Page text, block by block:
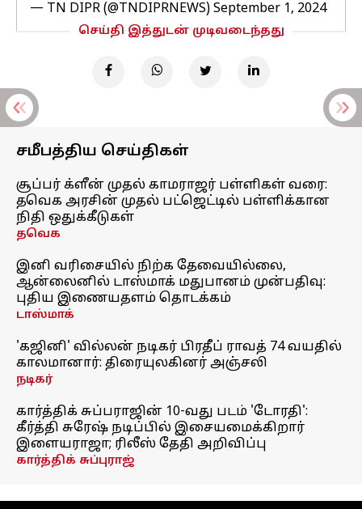
— TN DIPR (@TNDIPRNEWS) September 1, 2024
செய்தி இத்துடன் முடிவடைந்தது
சமீபத்திய செய்திகள்
சூப்பர் க்ளீன் முதல் காமராஜர் பள்ளிகள் வரை:
தவெக அரசின் முதல் பட்ஜெட்டில் பள்ளிக்கான
நிதி ஒதுக்கீடுகள்
தவெக
இனி வரிசையில் நிற்க தேவையில்லை,
ஆன்லைனில் டாஸ்மாக் மதுபானம் முன்பதிவு:
புதிய இணையதளம் தொடக்கம்
டாஸ்மாக்
'கஜினி' வில்லன் நடிகர் பிரதீப் ராவத் 74 வயதில்
காலமானார்: திரையுலகினர் அஞ்சலி
நடிகர்
கார்த்திக் சுப்பராஜின் 10-வது படம் 'டோரதி':
கீர்த்தி சுரேஷ் நடிப்பில் இசையமைக்கிறார்
இளையராஜா; ரிலீஸ் தேதி அறிவிப்பு
கார்த்திக் சுப்புராஜ்